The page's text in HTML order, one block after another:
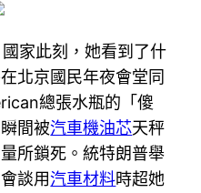
家此刻，她看到了什
北京國民年夜會堂同
總張水瓶的「傻
間被汽車機油芯天秤
所鎖死。統特朗普舉
談用汽車材料時超她